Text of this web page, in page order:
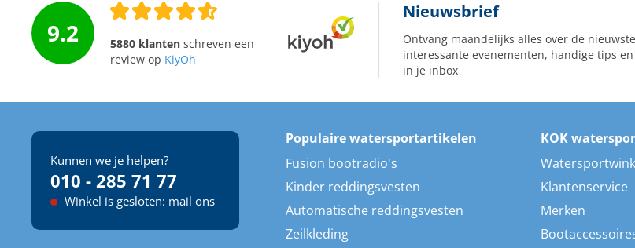
9.2 5880 klantenschreven een
review op KiyOh
Nieuwsbrief
Ontvang maandelijks alles over de
interessante evenementen, handige tips
in je inbox
Kunnen we je helpen?
010 - 285 71 77
Winkel is gesloten: mail ons
Populaire watersportartikelen
Fusion bootradio's
Kinder reddingsvesten
Automatische reddingsvesten
Zeilkleding
KOK
Klantenservice
Merken